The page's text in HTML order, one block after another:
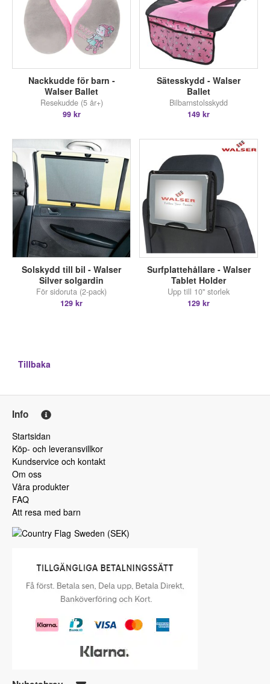
Nackkudde för barn -
Walser Ballet
Resekudde (5 år+)
99 kr
Sätesskydd - Walser
Ballet
Bilbarnstolsskydd
149 kr
Solskydd till bil - Walser
Silver solgardin
För sidoruta (2-pack)
129 kr
Surfplattehållare - Walser
Tablet Holder
Upp till 10" storlek
129 kr
Tillbaka
Info
Startsidan
Köp- och leveransvillkor
Kundservice och kontakt
Om oss
Våra produkter
FAQ
Att resa med barn
Sweden (SEK)